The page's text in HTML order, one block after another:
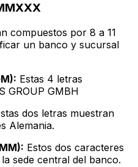
compuestos por 8 a 11
un banco y sucursal
Estas 4 letras
GROUP GMBH
dos letras muestran
Alemania.
Estos dos caracteres
sede central del banco.